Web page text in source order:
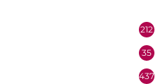
212
35
437